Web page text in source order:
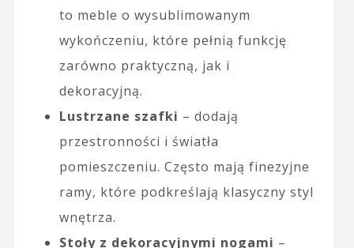
to meble o wysublimowanym
wykończeniu, które pełnią funkcję
zarówno praktyczną, jak i
dekoracyjną.
Lustrzane szafki – dodają
przestronności i światła
pomieszczeniu. Często mają finezyjne
ramy, które podkreślają klasyczny styl
wnętrza.
Stoły z dekoracyjnymi nogami –